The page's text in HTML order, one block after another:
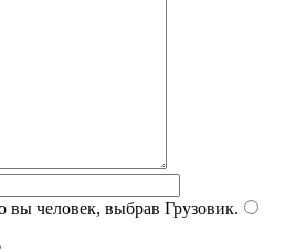
вы человек, выбрав Грузовик.